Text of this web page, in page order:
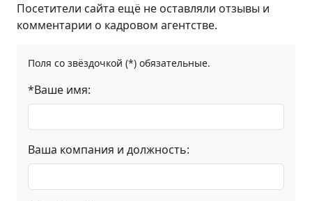
Посетители сайта ещё не оставляли отзывы и
комментарии о кадровом агентстве.
Поля со звёздочкой (*) обязательные.
*Ваше имя:
Ваша компания и должность: